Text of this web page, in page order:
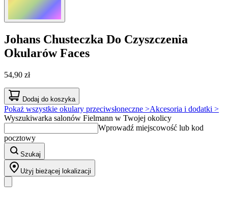
Johans Chusteczka Do Czyszczenia
Okularów Faces
54,90 zł
Dodaj do koszyka
Pokaż wszystkie okulary przeciwsłoneczne >Akcesoria i dodatki >
Wyszukiwarka salonów Fielmann w Twojej okolicy
Wprowadź miejscowość lub kod
pocztowy
Szukaj
Użyj bieżącej lokalizacji